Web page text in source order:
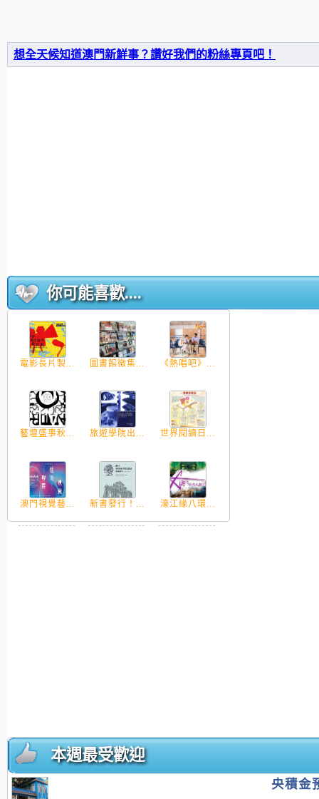
想全天候知道澳門新鮮事？讚好我們的粉絲專頁吧！
你可能喜歡....
電影長片製... 圖書館徵集... 《熱唱吧》...
藝壇盛事秋... 旅遊學院出... 世界閱讀日...
澳門視覺藝... 新書發行！... 濠江緣八環...
本週最受歡迎
央積金